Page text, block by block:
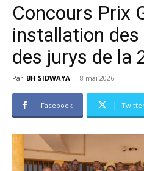
Concours Prix
installation
des jurys de la
Par BH SIDWAYA - 8 mai 2026
Facebook